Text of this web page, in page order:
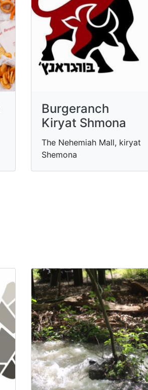
Burgeranch
Kiryat Shmona
The Nehemiah Mall, kiryat
Shemona